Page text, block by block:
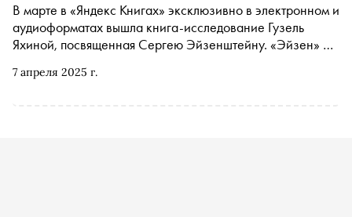
7 апреля 2025 г.
В марте в «Яндекс Книгах» эксклюзивно в электронном и
аудиоформатах вышла книга-исследование Гузель
Яхиной, посвященная Сергею Эйзенштейну. «Эйзен» —
а «фильм в прозе», роман-буфф, в котором история